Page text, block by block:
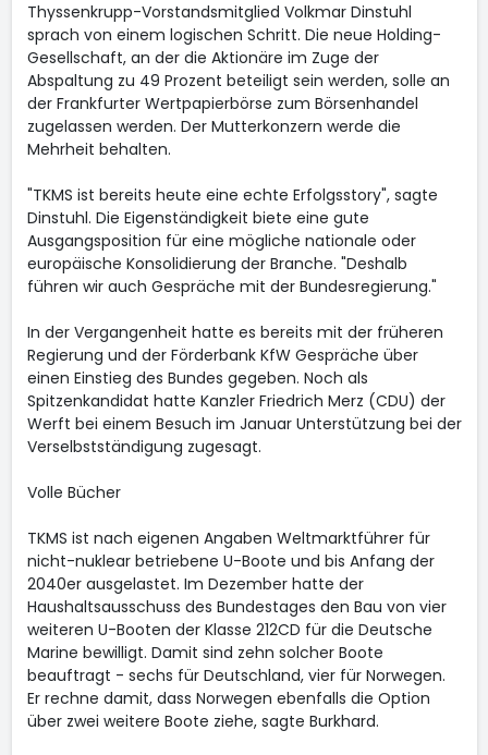
Thyssenkrupp-Vorstandsmitglied Volkmar Dinstuhl
sprach von einem logischen Schritt. Die neue Holding-
Gesellschaft, an der die Aktionäre im Zuge der
Abspaltung zu 49 Prozent beteiligt sein werden, solle an
der Frankfurter Wertpapierbörse zum Börsenhandel
zugelassen werden. Der Mutterkonzern werde die
Mehrheit behalten.
"TKMS ist bereits heute eine echte Erfolgsstory", sagte
Dinstuhl. Die Eigenständigkeit biete eine gute
Ausgangsposition für eine mögliche nationale oder
europäische Konsolidierung der Branche. "Deshalb
führen wir auch Gespräche mit der Bundesregierung."
In der Vergangenheit hatte es bereits mit der früheren
Regierung und der Förderbank KfW Gespräche über
einen Einstieg des Bundes gegeben. Noch als
Spitzenkandidat hatte Kanzler Friedrich Merz (CDU) der
Werft bei einem Besuch im Januar Unterstützung bei der
Verselbstständigung zugesagt.
Volle Bücher
TKMS ist nach eigenen Angaben Weltmarktführer für
nicht-nuklear betriebene U-Boote und bis Anfang der
2040er ausgelastet. Im Dezember hatte der
Haushaltsausschuss des Bundestages den Bau von vier
weiteren U-Booten der Klasse 212CD für die Deutsche
Marine bewilligt. Damit sind zehn solcher Boote
beauftragt - sechs für Deutschland, vier für Norwegen.
Er rechne damit, dass Norwegen ebenfalls die Option
über zwei weitere Boote ziehe, sagte Burkhard.